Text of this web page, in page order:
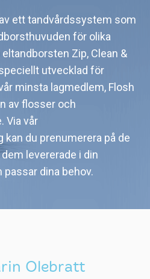
ett tandvårdssystem som
för olika
Zip, Clean &
utvecklad för
minsta lagmedlem, Flosh
av flosser och
Via vår
du prenumerera på de
levererade i din
passar dina behov.
Olebratt